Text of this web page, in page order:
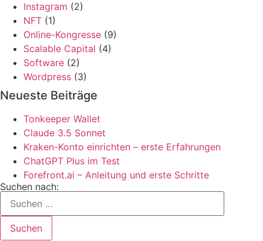
Instagram (2)
NFT (1)
Online-Kongresse (9)
Scalable Capital (4)
Software (2)
Wordpress (3)
Neueste Beiträge
Tonkeeper Wallet
Claude 3.5 Sonnet
Kraken-Konto einrichten – erste Erfahrungen
ChatGPT Plus im Test
Forefront.ai – Anleitung und erste Schritte
Suchen nach: